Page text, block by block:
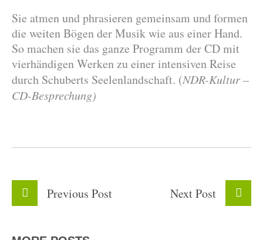
Sie atmen und phrasieren gemeinsam und formen
die weiten Bögen der Musik wie aus einer Hand.
So machen sie das ganze Programm der CD mit
vierhändigen Werken zu einer intensiven Reise
durch Schuberts Seelenlandschaft. (NDR-Kultur –
CD-Besprechung)
Previous Post NextPost